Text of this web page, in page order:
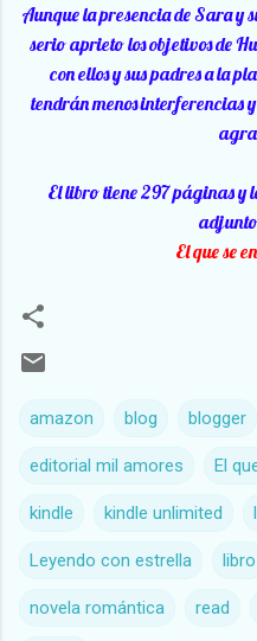
Aunque la presencia de Sara y
serio aprieto los objetivos de
con ellos y sus padres a la
tendrán menos interferencias
El libro tiene 297 páginas y
El que se
amazon blog blogger
editorial mil amores El
kindle kindle unlimited
Leyendo con estrella libro
novela romántica read